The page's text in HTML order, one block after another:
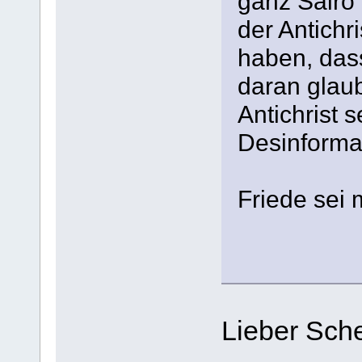
der
haben,
daran
Antichrist
Friede sei
Lieber